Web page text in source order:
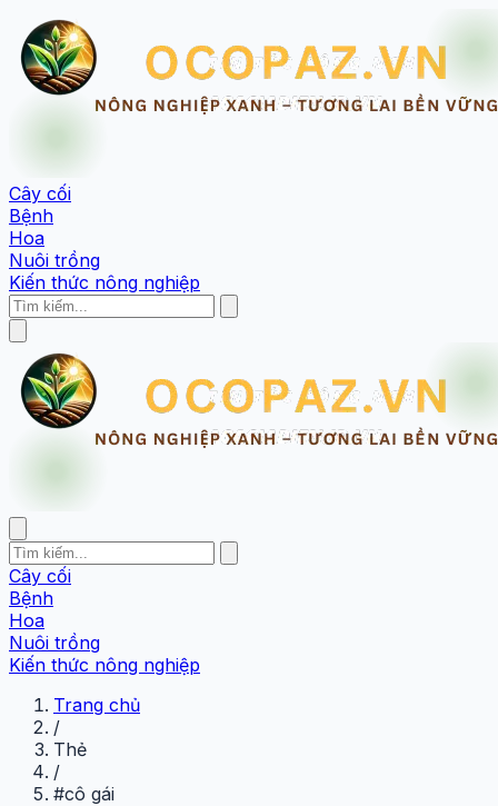
Cây cối
Bệnh
Hoa
Nuôi trồng
Kiến thức nông nghiệp
Cây cối
Bệnh
Hoa
Nuôi trồng
Kiến thức nông nghiệp
Trang chủ
/
Thẻ
/
#cô gái